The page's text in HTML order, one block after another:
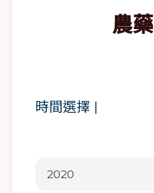
農藥
時間選擇 |